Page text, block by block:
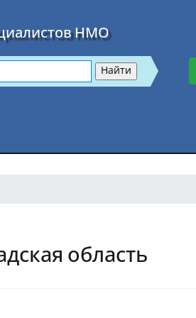
НМО
область